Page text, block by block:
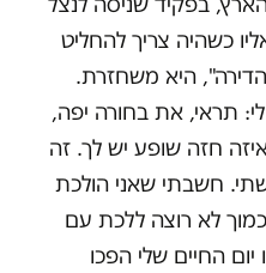
כשהיה צריך להחליט
היא משחזרת.
תראי, את בחורה יפה,
חזה שופע יש לך. זה
חשבתי שאני הולכת
לא רוצה ללכת עם
החיים שלי הפכו